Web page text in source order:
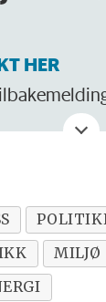
HER
Eller tips
MILJØ